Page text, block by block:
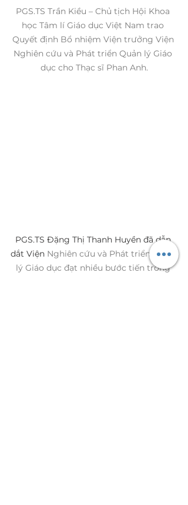
PGS.TS Trần Kiều – Chủ tịch Hội Khoa
học Tâm lí Giáo dục Việt Nam trao
Quyết định Bổ nhiệm Viện trưởng Viện
Nghiên cứu và Phát triển Quản lý Giáo
dục cho Thạc sĩ Phan Anh.
PGS.TS Đặng Thị Thanh Huyền đã dẫn
dắt Viện Nghiên cứu và Phát triển Quản
lý Giáo dục đạt nhiều bước tiến trong